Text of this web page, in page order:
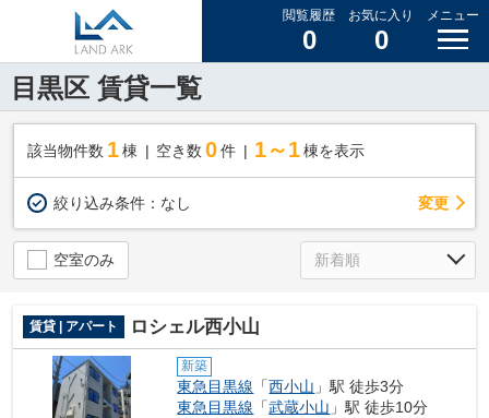
閲覧履歴
0
お気に入り
0
メニュー
目黒区 賃貸一覧
該当物件数 1棟 空き数 0 件 1～1 棟を表示
絞り込み条件： なし 変更
空室のみ
賃貸 | アパート ロシェル西小山
新築
東急目黒線 「西小山 」駅 徒歩3分
東急目黒線 「武蔵小山 」駅 徒歩10分